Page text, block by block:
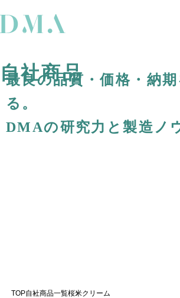
自社商品
最良の品質・価格・納
る。
DMAの研究力と製造ノ
TOP自社商品一覧桜米クリーム